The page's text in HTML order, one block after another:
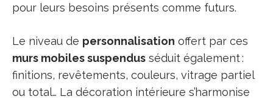
pour leurs besoins présents comme futurs.
Le niveau de personnalisation offert par ces
murs mobiles suspendus séduit également :
finitions, revêtements, couleurs, vitrage partiel
ou total… La décoration intérieure s’harmonise